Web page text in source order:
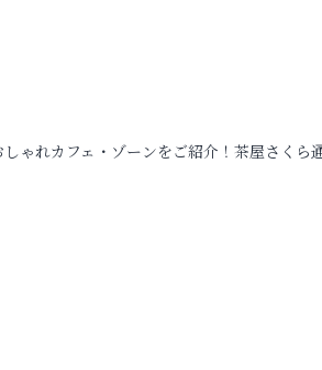
ゃれカフェ・ゾーンをご紹介！茶屋さくら